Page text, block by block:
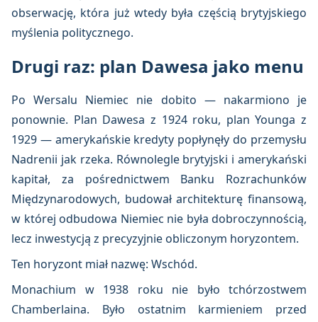
obserwację, która już wtedy była częścią brytyjskiego
myślenia politycznego.
Drugi raz: plan Dawesa jako menu
Po Wersalu Niemiec nie dobito — nakarmiono je
ponownie. Plan Dawesa z 1924 roku, plan Younga z
1929 — amerykańskie kredyty popłynęły do przemysłu
Nadrenii jak rzeka. Równolegle brytyjski i amerykański
kapitał, za pośrednictwem Banku Rozrachunków
Międzynarodowych, budował architekturę finansową,
w której odbudowa Niemiec nie była dobroczynnością,
lecz inwestycją z precyzyjnie obliczonym horyzontem.
Ten horyzont miał nazwę: Wschód.
Monachium w 1938 roku nie było tchórzostwem
Chamberlaina. Było ostatnim karmieniem przed